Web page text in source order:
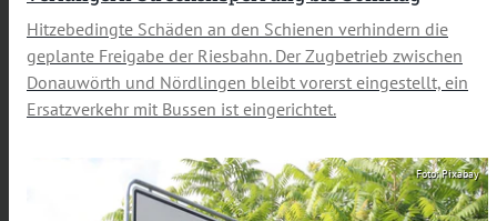
Hitzebedingte Schäden an den Schienen verhindern die
geplante Freigabe der Riesbahn. Der Zugbetrieb zwischen
Donauwörth und Nördlingen bleibt vorerst eingestellt, ein
Ersatzverkehr mit Bussen ist eingerichtet.
Foto: Pixabay